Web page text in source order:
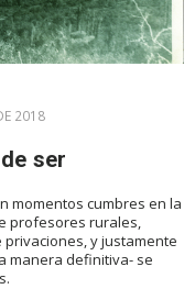
2018
ser
momentos cumbres en la
profesores rurales,
y justamente
manera definitiva- se